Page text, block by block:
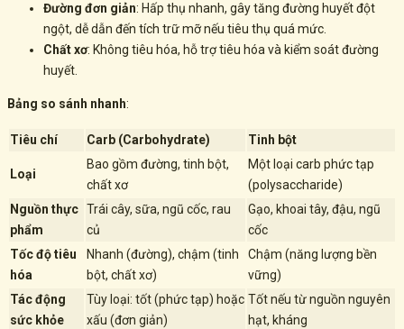
Đường đơn giản: Hấp thụ nhanh, gây tăng đường huyết đột
ngột, dễ dẫn đến tích trữ mỡ nếu tiêu thụ quá mức.
Chất xơ: Không tiêu hóa, hỗ trợ tiêu hóa và kiểm soát đường
huyết.
Bảng so sánh nhanh:
Tiêu chí Carb (Carbohydrate) Tinh bột
Loại
Bao gồm đường, tinh bột,
chất xơ
Một loại carb phức tạp
(polysaccharide)
Nguồn thực
phẩm
Trái cây, sữa, ngũ cốc, rau
củ
Gạo, khoai tây, đậu, ngũ
cốc
Tốc độ tiêu
hóa
Nhanh (đường), chậm (tinh
bột, chất xơ)
Chậm (năng lượng bền
vững)
Tác động
sức khỏe
Tùy loại: tốt (phức tạp) hoặc
xấu (đơn giản)
Tốt nếu từ nguồn nguyên
hạt, kháng